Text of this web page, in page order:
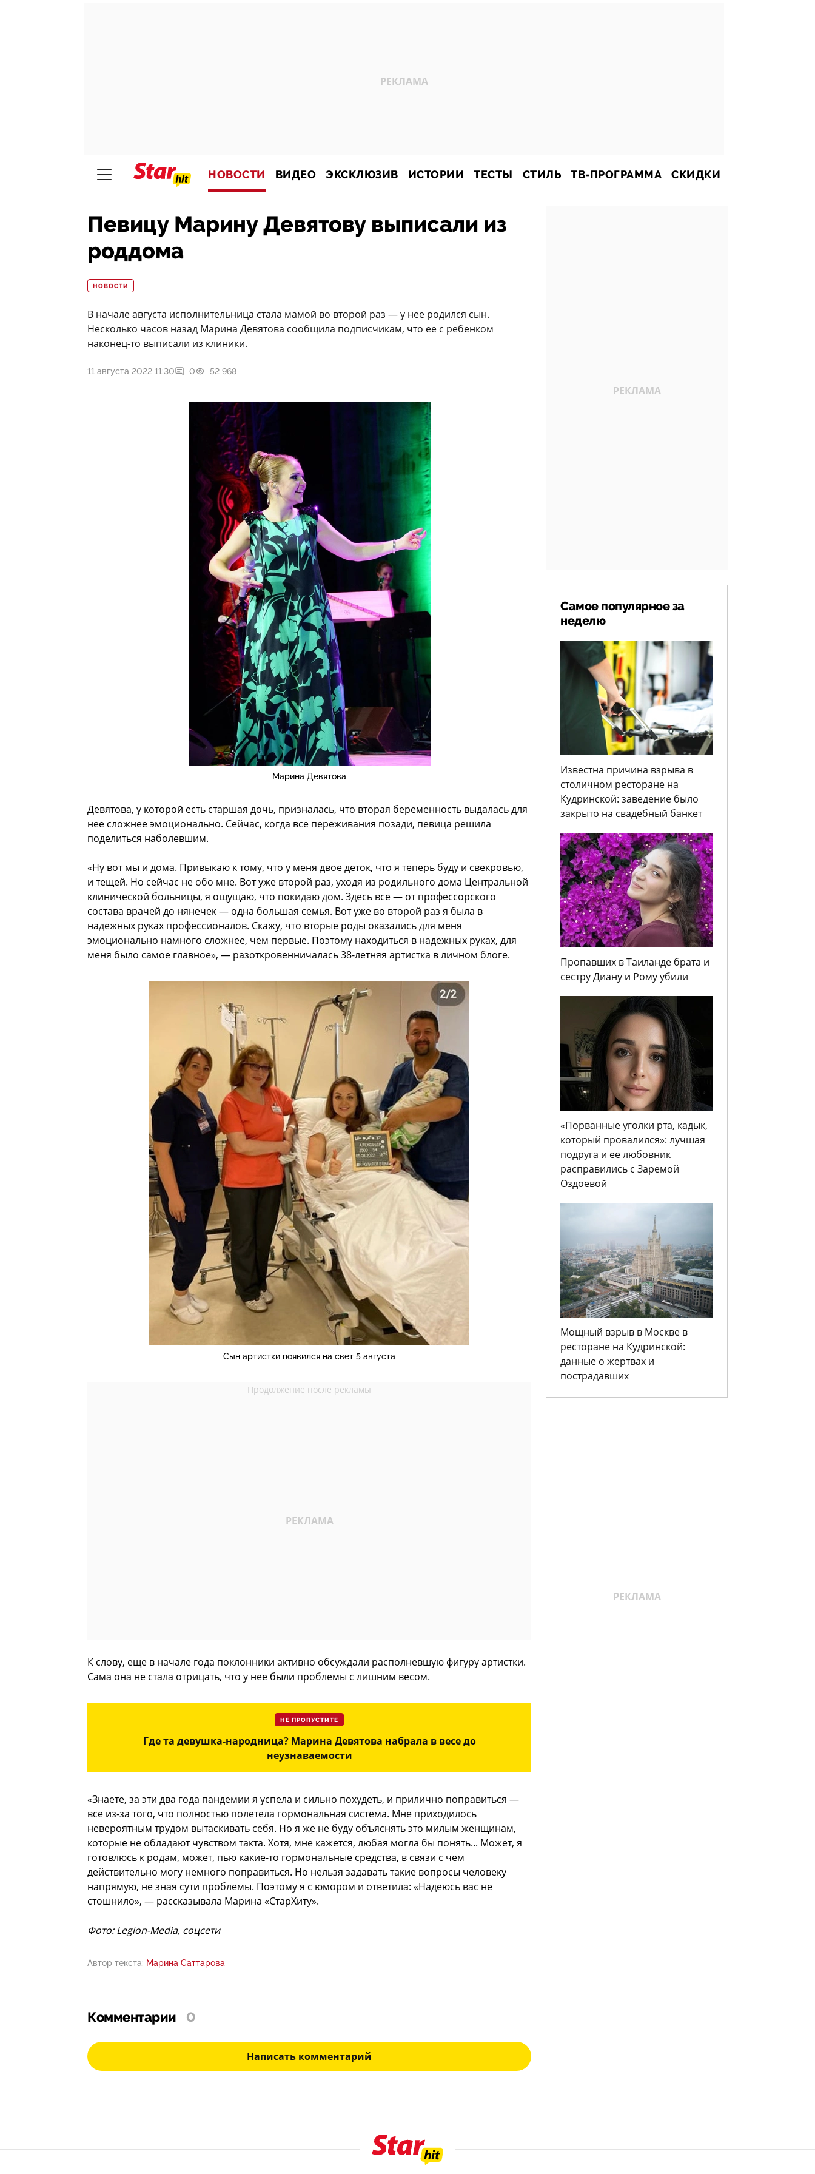
НОВОСТИ ВИДЕО ЭКСКЛЮЗИВ ИСТОРИИ ТЕСТЫ СТИЛЬ ТВ-ПРОГРАММА СКИДКИ
Певицу Марину Девятову выписали из
роддома
НОВОСТИ
В начале августа исполнительница стала мамой во второй раз — у нее родился сын.
Несколько часов назад Марина Девятова сообщила подписчикам, что ее с ребенком
наконец-то выписали из клиники.
11 августа 2022 11:30 0 52 968
Марина Девятова
Девятова, у которой есть старшая дочь, призналась, что вторая беременность выдалась для
нее сложнее эмоционально. Сейчас, когда все переживания позади, певица решила
поделиться наболевшим.
«Ну вот мы и дома. Привыкаю к тому, что у меня двое деток, что я теперь буду и свекровью,
и тещей. Но сейчас не обо мне. Вот уже второй раз, уходя из родильного дома Центральной
клинической больницы, я ощущаю, что покидаю дом. Здесь все — от профессорского
состава врачей до нянечек — одна большая семья. Вот уже во второй раз я была в
надежных руках профессионалов. Скажу, что вторые роды оказались для меня
эмоционально намного сложнее, чем первые. Поэтому находиться в надежных руках, для
меня было самое главное», — разоткровенничалась 38-летняя артистка в личном блоге.
Сын артистки появился на свет 5 августа
К слову, еще в начале года поклонники активно обсуждали располневшую фигуру артистки.
Сама она не стала отрицать, что у нее были проблемы с лишним весом.
НЕ ПРОПУСТИТЕ
Где та девушка-народница? Марина Девятова набрала в весе до
неузнаваемости
«Знаете, за эти два года пандемии я успела и сильно похудеть, и прилично поправиться —
все из-за того, что полностью полетела гормональная система. Мне приходилось
невероятным трудом вытаскивать себя. Но я же не буду объяснять это милым женщинам,
которые не обладают чувством такта. Хотя, мне кажется, любая могла бы понять... Может, я
готовлюсь к родам, может, пью какие-то гормональные средства, в связи с чем
действительно могу немного поправиться. Но нельзя задавать такие вопросы человеку
напрямую, не зная сути проблемы. Поэтому я с юмором и ответила: «Надеюсь вас не
стошнило», — рассказывала Марина «СтарХиту».
Фото: Legion-Media, соцсети
Автор текста: Марина Саттарова
Комментарии 0
Написать комментарий
Самое популярное за
неделю
Известна причина взрыва в
столичном ресторане на
Кудринской: заведение было
закрыто на свадебный банкет
Пропавших в Таиланде брата и
сестру Диану и Рому убили
«Порванные уголки рта, кадык,
который провалился»: лучшая
подруга и ее любовник
расправились с Заремой
Оздоевой
Мощный взрыв в Москве в
ресторане на Кудринской:
данные о жертвах и
пострадавших